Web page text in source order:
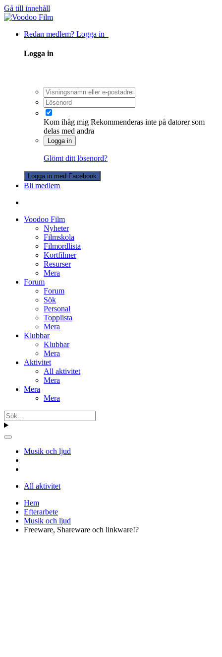
Gå till innehåll
Redan medlem? Logga in
Logga in
Kom ihåg mig Rekommenderas inte på datorer som
delas med andra
Logga in
Glömt ditt lösenord?
Logga in med Facebook
Bli medlem
Voodoo Film
Nyheter
Filmskola
Filmordlista
Kortfilmer
Resurser
Mera
Forum
Forum
Sök
Personal
Topplista
Mera
Klubbar
Klubbar
Mera
Aktivitet
All aktivitet
Mera
Mera
Mera
Musik och ljud
All aktivitet
Hem
Efterarbete
Musik och ljud
Freeware, Shareware och linkware!?